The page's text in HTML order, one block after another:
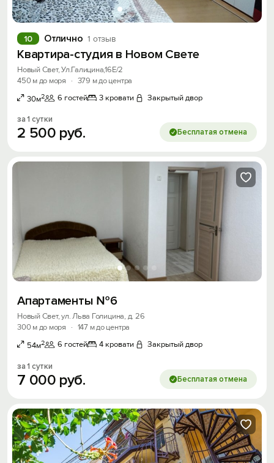
Отлично 1 отзыв
10
Квартира-студия в Новом Свете
Новый Свет, Ул.Галицина,16Е/2
450 м до моря
· 379 м до центра
30м2 6 гостей 3 кровати Закрытый двор
за 1 сутки
2 500 руб. Бесплатая отмена
Апартаменты №6
Новый Свет, ул. Льва Голицина, д. 26
300 м до моря
· 147 м до центра
54м2 6 гостей 4 кровати Закрытый двор
за 1 сутки
7 000 руб. Бесплатая отмена